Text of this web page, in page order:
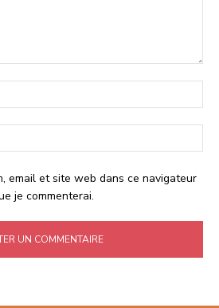
:*
:*
email et site web dans ce navigateur
je commenterai.